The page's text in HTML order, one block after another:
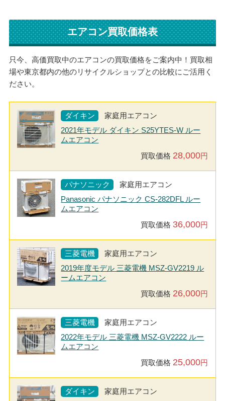
エアコン買取価格表
只今、高価買取中のエアコンの買取価格をご案内中！買取相
場や東京都内の他のリサイクルショップとの比較にご活用く
ださい。
ダイキン
家庭用エアコン
2021年モデル ダイキン S25YTES-W ルー
ムエアコン
買取価格 28,000円
パナソニック
家庭用エアコン
Panasonic パナソニック CS-282DFL ルー
ムエアコン
買取価格 36,000円
三菱電機
家庭用エアコン
2019年度モデル 三菱電機 MSZ-GV2219 ル
ームエアコン
買取価格 26,000円
三菱電機
家庭用エアコン
2022年モデル 三菱電機 MSZ-GV2222 ルー
ムエアコン
買取価格 25,000円
ダイキン
家庭用エアコン